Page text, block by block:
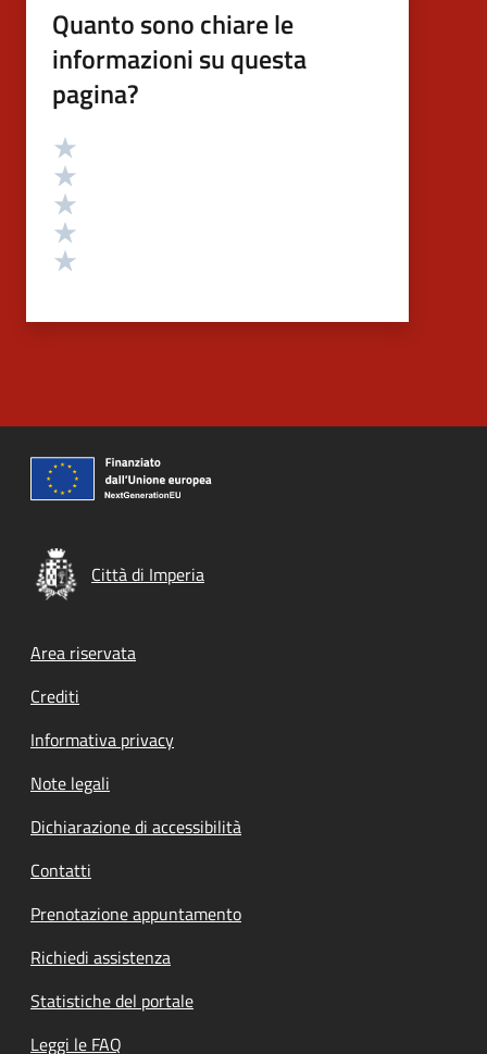
Quanto sono chiare le
informazioni su questa
pagina?
Valutazione
Città di Imperia
Footer menu
Area riservata
Crediti
Informativa privacy
Note legali
Dichiarazione di accessibilità
Contatti
Prenotazione appuntamento
Richiedi assistenza
Statistiche del portale
Leggi le FAQ